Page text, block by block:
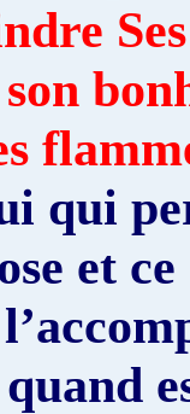
qui
et
quand